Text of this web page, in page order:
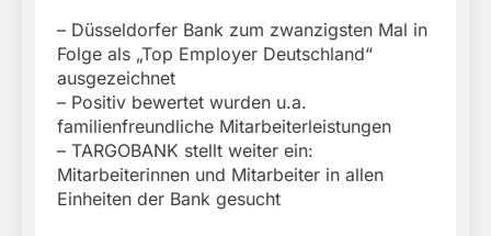
– Düsseldorfer Bank zum zwanzigsten Mal in
Folge als „Top Employer Deutschland“
ausgezeichnet
– Positiv bewertet wurden u.a.
familienfreundliche Mitarbeiterleistungen
– TARGOBANK stellt weiter ein:
Mitarbeiterinnen und Mitarbeiter in allen
Einheiten der Bank gesucht